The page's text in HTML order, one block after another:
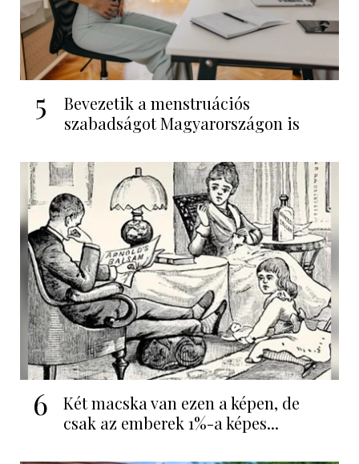
5
Bevezetik a menstruációs
szabadságot Magyarországon is
6
Két macska van ezen a képen, de
csak az emberek 1%-a képes...